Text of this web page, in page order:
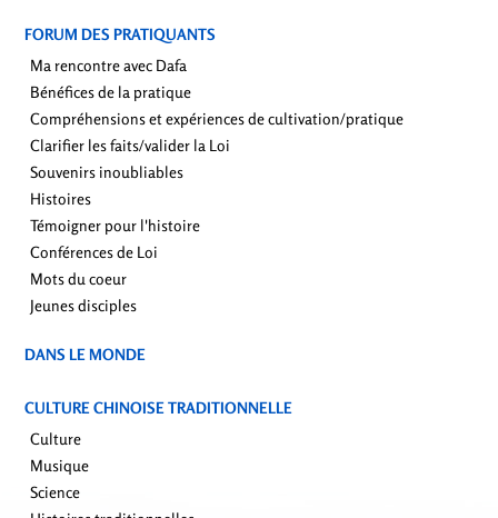
FORUM DES PRATIQUANTS
Ma rencontre avec Dafa
Bénéfices de la pratique
Compréhensions et expériences de cultivation/pratique
Clarifier les faits/valider la Loi
Souvenirs inoubliables
Histoires
Témoigner pour l'histoire
Conférences de Loi
Mots du coeur
Jeunes disciples
DANS LE MONDE
CULTURE CHINOISE TRADITIONNELLE
Culture
Musique
Science